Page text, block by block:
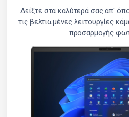
Δείξτε στα καλύτερά σας απ'
τις βελτιωμένες λειτουργίες
προσαρμογής